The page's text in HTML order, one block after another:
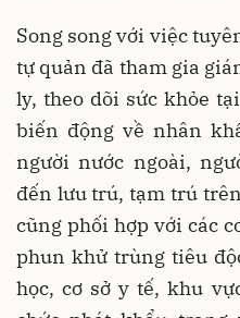
Song song với việc
tự quản đã tham gia
ly, theo dõi sức khỏe
biến động về nhân
người nước ngoài,
đến lưu trú, tạm trú
cũng phối hợp với các
phun khử trùng tiêu
học, cơ sở y tế, khu